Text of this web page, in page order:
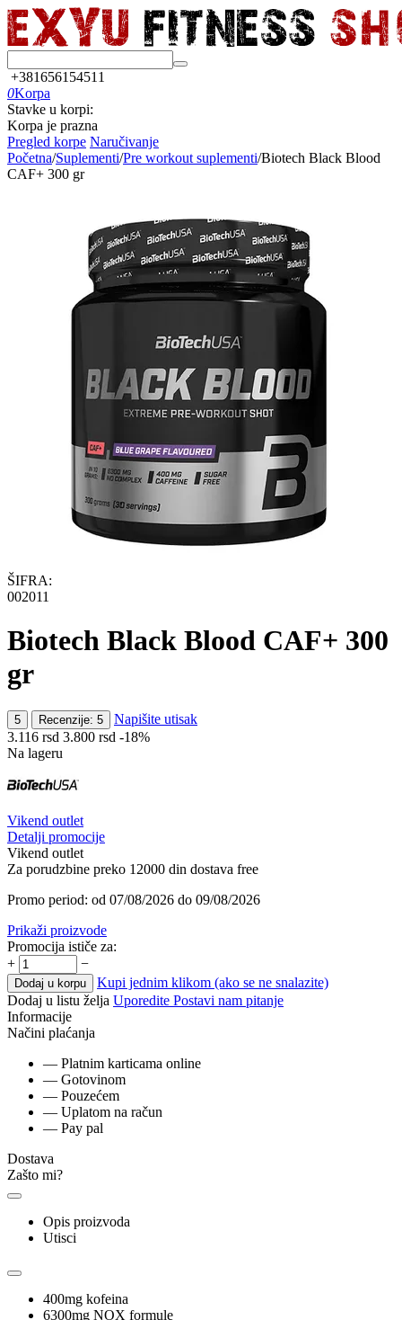
+381656154511
0Korpa
Stavke u korpi:
Korpa je prazna
Pregled korpe Naručivanje
Početna/Suplementi/Pre workout suplementi/Biotech Black Blood
CAF+ 300 gr
ŠIFRA:
002011
Biotech Black Blood CAF+ 300
gr
5 Recenzije: 5
Napišite utisak
3.116 rsd 3.800 rsd -18%
Na lageru
Vikend outlet
Detalji promocije
Vikend outlet
Za porudzbine preko 12000 din dostava free
Promo period: od 07/08/2026 do 09/08/2026
Prikaži proizvode
Promocija ističe za:
+
−
Dodaj u korpu
Kupi jednim klikom (ako se ne snalazite)
Dodaj u listu želja Uporedite Postavi nam pitanje
Informacije
Načini plaćanja
— Platnim karticama online
— Gotovinom
— Pouzećem
— Uplatom na račun
— Pay pal
Dostava
Zašto mi?
Opis proizvoda
Utisci
400mg kofeina
6300mg NOX formule